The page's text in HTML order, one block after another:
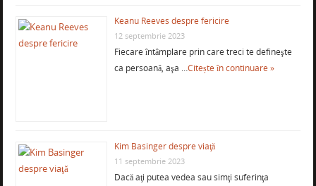
Keanu Reeves despre fericire
12 septembrie 2023
Fiecare întâmplare prin care treci te defineşte
ca persoană, aşa …Citește în continuare »
Kim Basinger despre viaţă
11 septembrie 2023
Dacă aţi putea vedea sau simţi suferinţa